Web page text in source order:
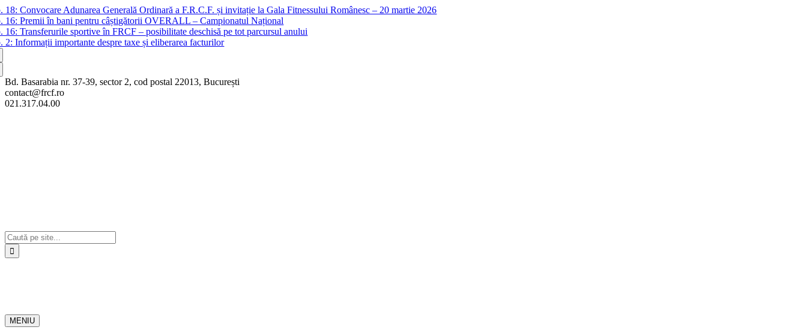
Skip
to
content
18:Convocare Adunarea Generală Ordinară a F.R.C.F. și invitație la Gala Fitnessului Românesc – 20 martie 2026
16:Premii în bani pentru câștigătorii OVERALL – Campionatul Național
16:Transferurile sportive în FRCF – posibilitate deschisă pe tot parcursul anului
2:Informații importante despre taxe și eliberarea facturilor
Bd. Basarabia nr. 37-39, sector 2, cod postal 22013, București
contact@frcf.ro
021.317.04.00
Cautare...
MENIU